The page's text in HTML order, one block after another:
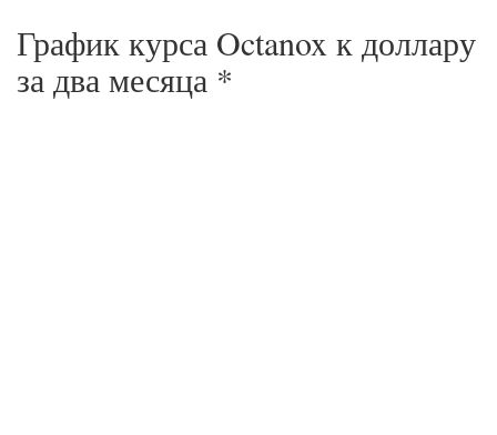
График курса Octanox к доллару
за два месяца *